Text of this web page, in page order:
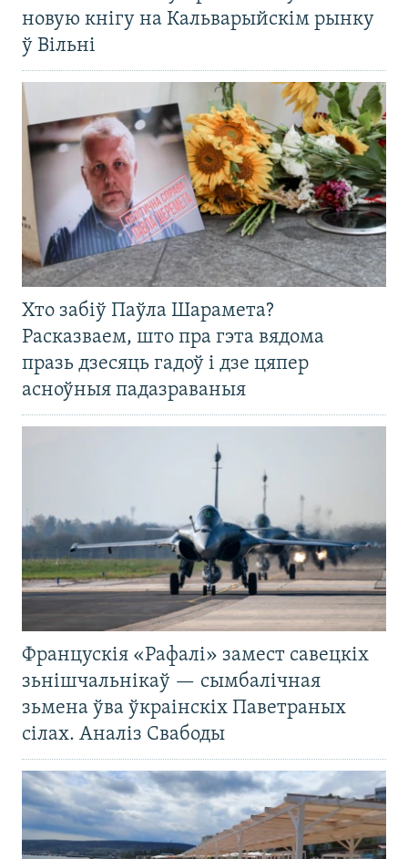
новую кнігу на Кальварыйскім рынку
ў Вільні
Хто забіў Паўла Шарамета?
Расказваем, што пра гэта вядома
празь дзесяць гадоў і дзе цяпер
асноўныя падазраваныя
Францускія «Рафалі» замест савецкіх
зьнішчальнікаў — сымбалічная
зьмена ўва ўкраінскіх Паветраных
сілах. Аналіз Свабоды